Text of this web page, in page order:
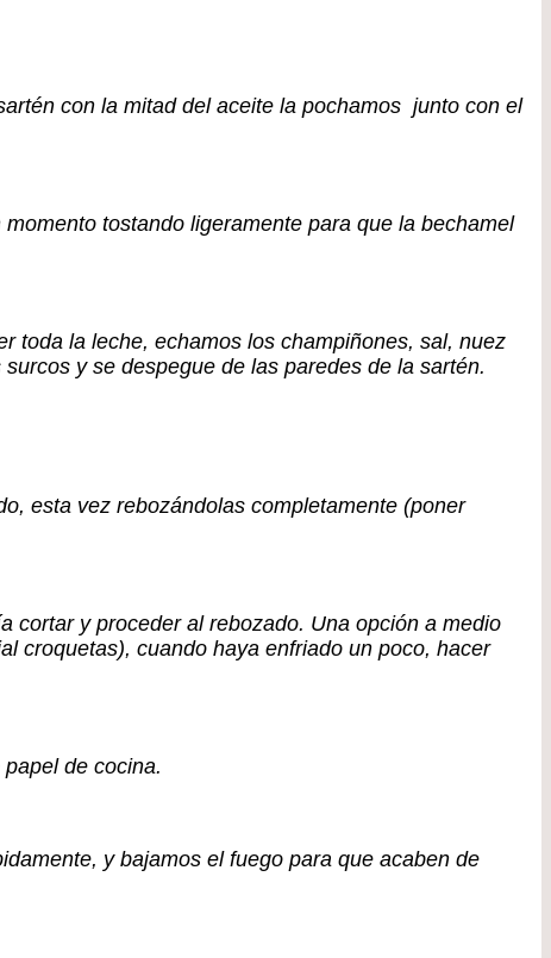
con la mitad del aceite la pochamos junto con el
tostando ligeramente para que la bechamel
toda la leche, echamos los champiñones, sal, nuez
y se despegue de las paredes de la sartén.
esta vez rebozándolas completamente (poner
cortar y proceder al rebozado. Una opción a medio
croquetas), cuando haya enfriado un poco, hacer
de cocina.
y bajamos el fuego para que acaben de